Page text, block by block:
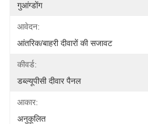
गुआंग्डोंग
आवेदन:
आंतरिक/बाहरी दीवारों की सजावट
कीवर्ड:
डब्ल्यूपीसी दीवार पैनल
आकार:
अनुकूलित